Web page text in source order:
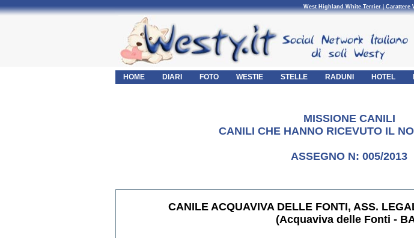
West Highland White Terrier|Carattere
HOME DIARI FOTO WESTIE STELLE RADUNI HOTEL
MISSIONE CANILI
CANILI CHE HANNO RICEVUTO IL
ASSEGNO N: 005/2013
CANILE ACQUAVIVA DELLE FONTI, ASS.
(Acquaviva delle Fonti -